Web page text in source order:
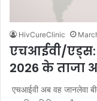
HivCureClinic
एचआईवी/एड्स:
2026 के ताजा
एचआईवी अब वह जानलेवा